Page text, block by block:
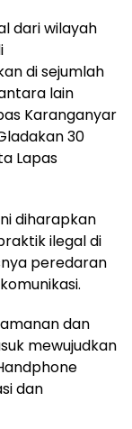
dari wilayah
di sejumlah
lain
Karanganyar
30
Lapas
diharapkan
ilegal di
peredaran
dan
mewujudkan
dan